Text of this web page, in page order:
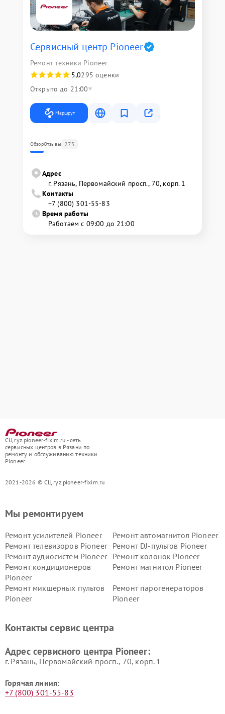
Сервисный центр Pioneer
Ремонт техники Pioneer
5,0295 оценки
Открыто до 21:00
Маршрут
ОбзорОтзывы 275
Адрес
г. Рязань, Первомайский просп., 70, корп. 1
Контакты
+7 (800) 301-55-83
Время работы
Работаем с 09:00 до 21:00
СЦ ryz.pioneer-fixim.ru - сеть
сервисных центров в Рязани по
ремонту и обслуживанию техники
Pioneer
2021-2026 © СЦ ryz.pioneer-fixim.ru
Мы ремонтируем
Ремонт усилителей Pioneer
Ремонт автомагнитол Pioneer
Ремонт телевизоров Pioneer
Ремонт DJ-пультов Pioneer
Ремонт аудиосистем Pioneer
Ремонт колонок Pioneer
Ремонт кондиционеров
Pioneer
Ремонт магнитол Pioneer
Ремонт микшерных пультов
Pioneer
Ремонт парогенераторов
Pioneer
Контакты сервис центра
Адрес сервисного центра Pioneer:
г. Рязань, Первомайский просп., 70, корп. 1
Горячая линия:
+7 (800) 301-55-83